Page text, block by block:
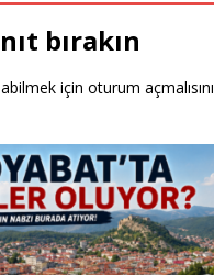
bırakın
için oturum